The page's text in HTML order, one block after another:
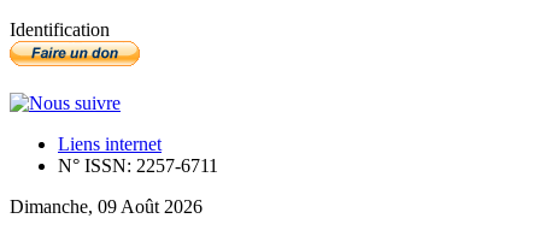
Identification
Liens internet
N° ISSN: 2257-6711
Dimanche, 09 Août 2026